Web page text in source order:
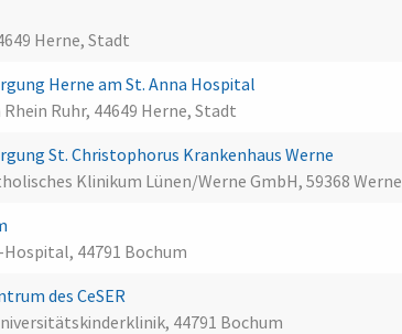
Herne, Stadt
Herne am St. Anna Hospital
Ruhr, 44649 Herne, Stadt
St. Christophorus Krankenhaus Werne
Klinikum Lünen/Werne GmbH, 59368 Werne
44791 Bochum
des CeSER
44791 Bochum